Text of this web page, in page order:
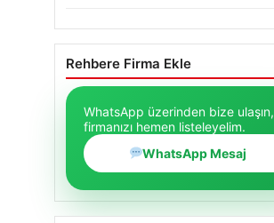
Rehbere Firma Ekle
WhatsApp üzerinden bize ulaşın,
firmanızı hemen listeleyelim.
WhatsApp Mesaj